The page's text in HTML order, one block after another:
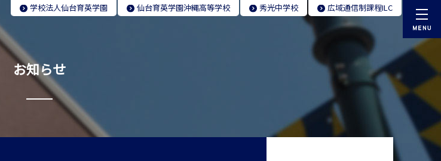
学校法人仙台育英学園 仙台育英学園沖縄高等学校 秀光中学校 広域通信制課程ILC
お知らせ